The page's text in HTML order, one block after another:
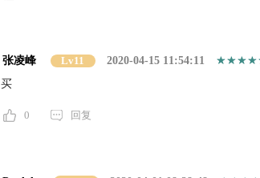
张凌峰 Lv11
2020-04-15 11:54:11
买
0 回复